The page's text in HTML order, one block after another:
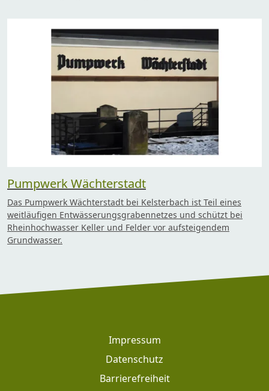
Pumpwerk Wächterstadt
Das Pumpwerk Wächterstadt bei Kelsterbach ist Teil eines
weitläufigen Entwässerungsgrabennetzes und schützt bei
Rheinhochwasser Keller und Felder vor aufsteigendem
Grundwasser.
Impressum
Datenschutz
Barrierefreiheit